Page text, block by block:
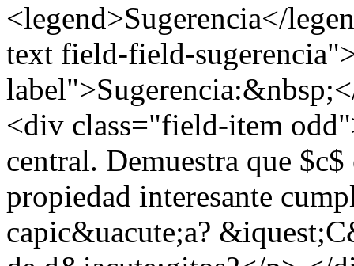
<legend>Sugerencia</
text field-field-
<div class="field-item
central. Demuestra que
propiedad interesante
capic&uacute;a?